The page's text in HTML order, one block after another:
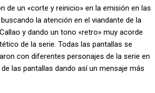
de un «corte y reinicio» en la emisión en las
la atención en el viandante de la
y dando un tono «retro» muy acorde
de la serie. Todas las pantallas se
con diferentes personajes de la serie en
las pantallas dando así un mensaje más